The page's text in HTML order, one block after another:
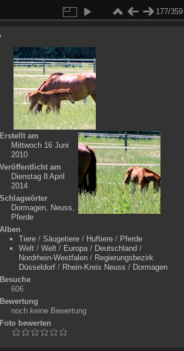
177/359
Erstellt am
Mittwoch 16 Juni
2010
Veröffentlicht am
Dienstag 8 April
2014
Schlagwörter
Dormagen, Neuss,
Pferde
Alben
Tiere/ Säugetiere/ Huftiere/ Pferde
Welt/ Welt/ Europa/ Deutschland /
Nordrhein-Westfalen/ Regierungsbezirk
Düsseldorf/ Rhein-Kreis Neuss / Dormagen
Besuche
606
Bewertung
noch keine Bewertung
Foto bewerten